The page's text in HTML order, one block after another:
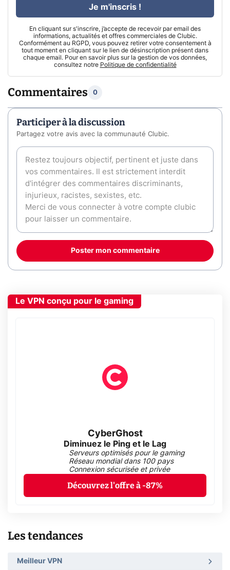
En cliquant sur s'inscrire, j’accepte de recevoir par email des
informations, actualités et offres commerciales de Clubic.
Conformément au RGPD, vous pouvez retirer votre consentement à
tout moment en cliquant sur le lien de désinscription présent dans
chaque email. Pour en savoir plus sur la gestion de vos données,
consultez notre Politique de confidentialité
Je m'inscris !
Commentaires 0
Participer à la discussion
Partagez votre avis avec la communauté Clubic.
Poster mon commentaire
Le VPN conçu pour le gaming
CyberGhost
Diminuez le Ping et le Lag
Serveurs optimisés pour le gaming
Réseau mondial dans 100 pays
Connexion sécurisée et privée
Découvrez l'offre à -87%
Les tendances
Meilleur VPN